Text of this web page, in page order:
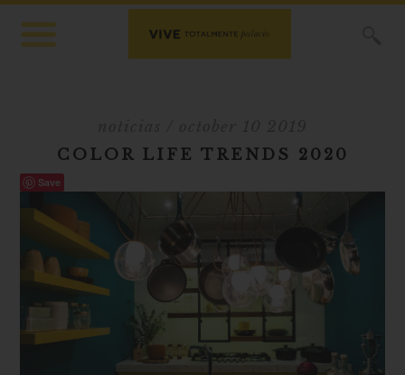
COLOR LIFE TRENDS 2020
Save